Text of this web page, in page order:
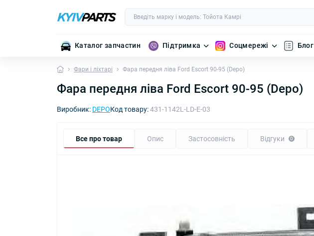
Каталог запчастин Підтримка Соцмережі Блог
Фари і ліхтарі Фара передня ліва Ford Escort 90-95 (Depo)
Фара передня ліва Ford Escort 90-95 (Depo)
Виробник: DEPOКод товару:431-1142L-LD-E-03
Все про товар Опис Застосовність Відгуки 0